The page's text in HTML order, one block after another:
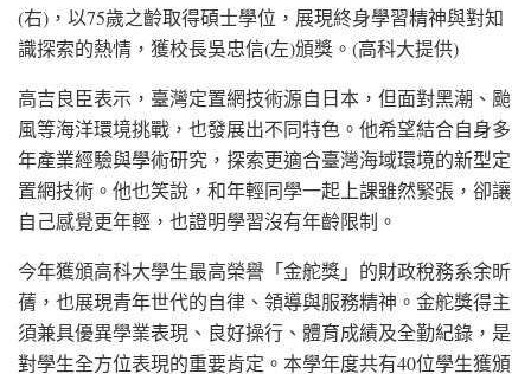
(右)，以75歲之齡取得碩士學位，展現終身學習精神與對知
識探索的熱情，獲校長吳忠信(左)頒獎。(高科大提供)
高吉良臣表示，臺灣定置網技術源自日本，但面對黑潮、颱
風等海洋環境挑戰，也發展出不同特色。他希望結合自身多
年產業經驗與學術研究，探索更適合臺灣海域環境的新型定
置網技術。他也笑說，和年輕同學一起上課雖然緊張，卻讓
自己感覺更年輕，也證明學習沒有年齡限制。
今年獲頒高科大學生最高榮譽「金舵獎」的財政稅務系余昕
蒨，也展現青年世代的自律、領導與服務精神。金舵獎得主
須兼具優異學業表現、良好操行、體育成績及全勤紀錄，是
對學生全方位表現的重要肯定。本學年度共有40位學生獲頒